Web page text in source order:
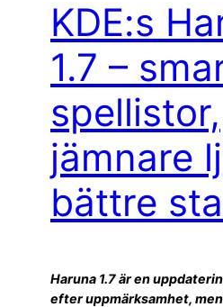
KDE:s
1.7 –
spellistor,
jämnare
bättre
Haruna 1.7 är en
efter uppmärksamhet,